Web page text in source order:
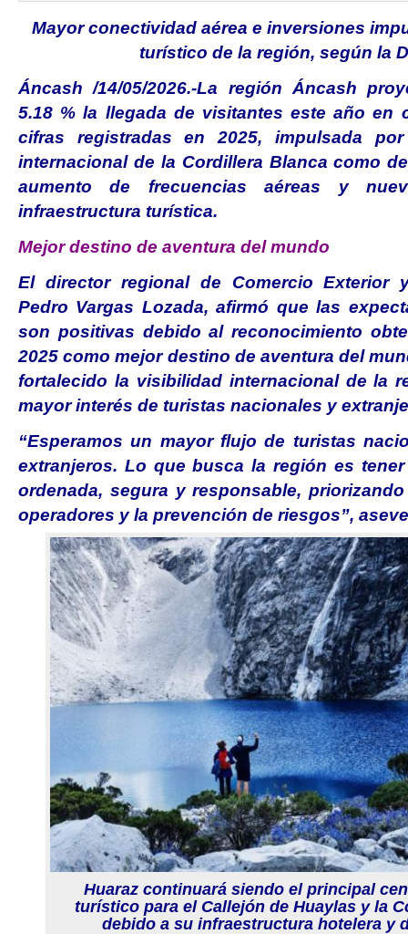
Mayor conectividad aérea e inversiones
turístico de la región, según la
Áncash /14/05/2026.-La región Áncash
5.18 % la llegada de visitantes este año en
cifras registradas en 2025, impulsada
internacional de la Cordillera Blanca como
aumento de frecuencias aéreas y
infraestructura turística.
Mejor destino de aventura del mundo
El director regional de Comercio Exterior
Pedro Vargas Lozada, afirmó que las
son positivas debido al reconocimiento
2025 como mejor destino de aventura del
fortalecido la visibilidad internacional de la
mayor interés de turistas nacionales y
“Esperamos un mayor flujo de turistas
extranjeros. Lo que busca la región es
ordenada, segura y responsable,
operadores y la prevención de riesgos”,
Huaraz continuará siendo el principal
turístico para el Callejón de Huaylas y la
debido a su infraestructura hotelera y